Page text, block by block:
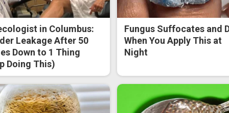
in Columbus:
Leakage After 50
Down to 1 Thing
Doing This)
Fungus Suffocates and
When You Apply This at
Night